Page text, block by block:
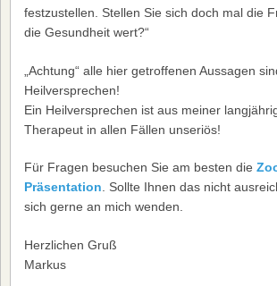
festzustellen. Stellen Sie sich doch mal die
die Gesundheit wert?“
„Achtung“ alle hier getroffenen Aussagen
Heilversprechen!
Ein Heilversprechen ist aus meiner
Therapeut in allen Fällen unseriös!
Für Fragen besuchen Sie am besten die
Präsentation. Sollte Ihnen das nicht
sich gerne an mich wenden.
Herzlichen Gruß
Markus